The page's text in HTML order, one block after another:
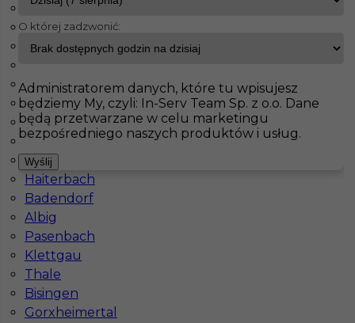
InServ Oferty pracy Bad Berleburg
Pokaż filtr
Wachtberg
Fürstenfeldbruck
Bad Schmiedeberg
Leinefelde Worbis
Ecklak
Brieselang
Langerringen
Maintal
Haiterbach
Badendorf
Albig
Pasenbach
Klettgau
Thale
Bisingen
Gorxheimertal
Praca w Niemczech - dekarz
Kategoria
Lokalizacja Niemcy
O której zadzwonić:
Administratorem danych, które tu wpisujesz
będziemy My, czyli: In-Serv Team Sp. z o.o. Dane
będą przetwarzane w celu marketingu
bezpośredniego naszych produktów i usług.
Wyślij